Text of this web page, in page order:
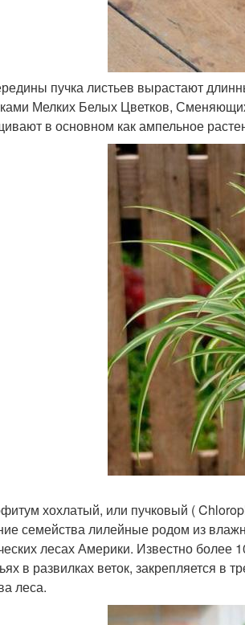
пучка листьев вырастают
Мелких Белых Цветков,
в основном как ампельное
хохлатый, или пучковый (
семейства лилейные родом из
лесах Америки. Известно более
в развилках веток, закрепляется
леса.